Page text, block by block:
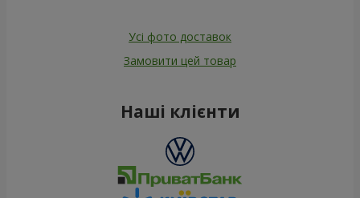
Усі фото доставок
Замовити цей товар
Наші клієнти